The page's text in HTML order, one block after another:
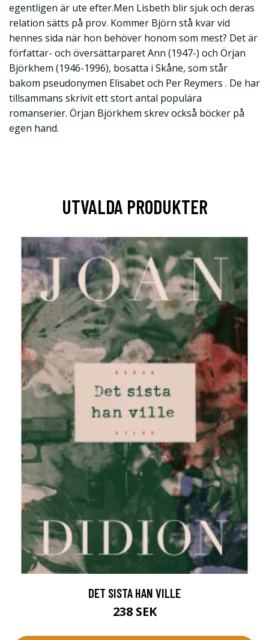
egentligen är ute efter.Men Lisbeth blir sjuk och deras
relation sätts på prov. Kommer Björn stå kvar vid
hennes sida när hon behöver honom som mest? Det är
författar- och översättarparet Ann (1947-) och Örjan
Björkhem (1946-1996), bosatta i Skåne, som står
bakom pseudonymen Elisabet och Per Reymers . De har
tillsammans skrivit ett stort antal populära
romanserier. Örjan Björkhem skrev också böcker på
egen hand.
UTVALDA PRODUKTER
DET SISTA HAN VILLE
238 SEK